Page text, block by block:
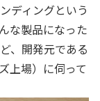
ディングという
な製品になった
、開発元である
上場）に伺って